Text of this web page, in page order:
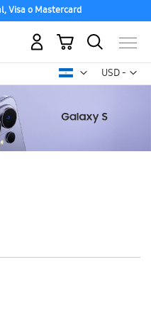
Visa o Mastercard
USD -
dólar
Mi carrito